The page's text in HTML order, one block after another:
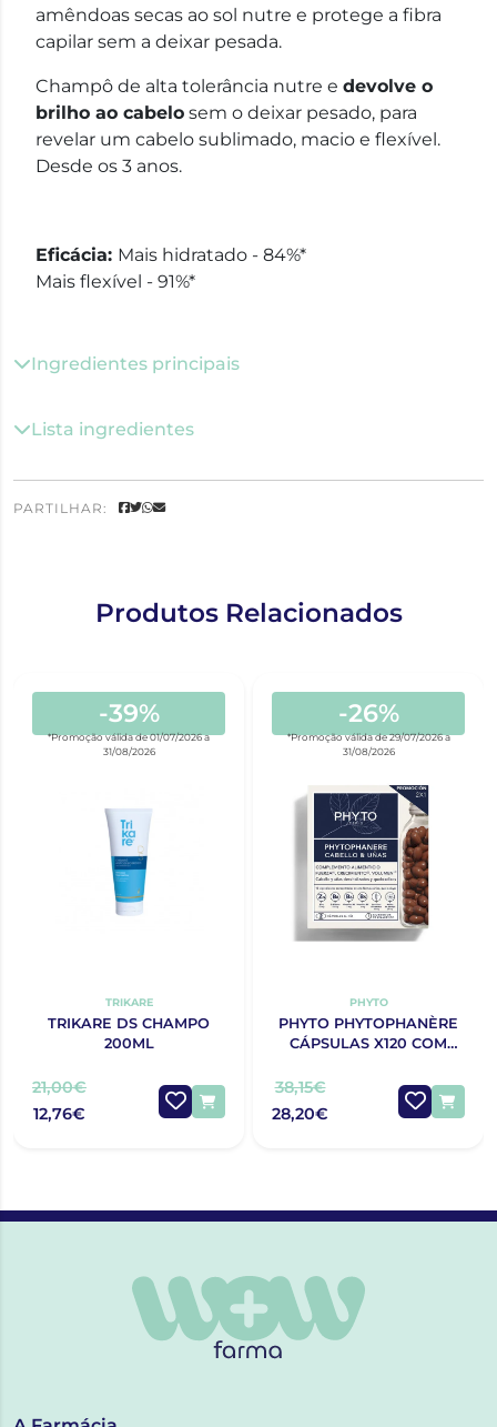
amêndoas secas ao sol nutre e protege a fibra
capilar sem a deixar pesada.
Champô de alta tolerância nutre e devolve o
brilho ao cabelo sem o deixar pesado, para
revelar um cabelo sublimado, macio e flexível.
Desde os 3 anos.
Eficácia: Mais hidratado - 84%*
Mais flexível - 91%*
Ingredientes principais
Lista ingredientes
PARTILHAR:
Produtos Relacionados
-39%
*Promoção válida de 01/07/2026 a
31/08/2026
TRIKARE
TRIKARE DS CHAMPO
200ML
21,00€
12,76€
-26%
*Promoção válida de 29/07/2026 a
31/08/2026
PHYTO
PHYTO PHYTOPHANÈRE
CÁPSULAS X120 COM
38,15€
28,20€